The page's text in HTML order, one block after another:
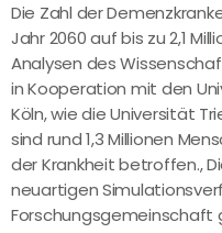
Die Zahl der
Jahr 2060 auf bis zu 2,1
Analysen des
in Kooperation mit den
Köln, wie die Universität
sind rund 1,3 Millionen
der Krankheit betroffen.,
neuartigen
Forschungsgemeinschaft